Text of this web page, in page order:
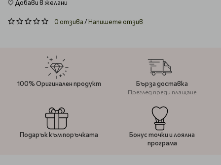
Добави в желани
0 отзива/Напишете отзив
100% Оригинален продукт Бърза доставка
Преглед преди плащане
Подарък към поръчката
Бонус точки и лоялна
програма